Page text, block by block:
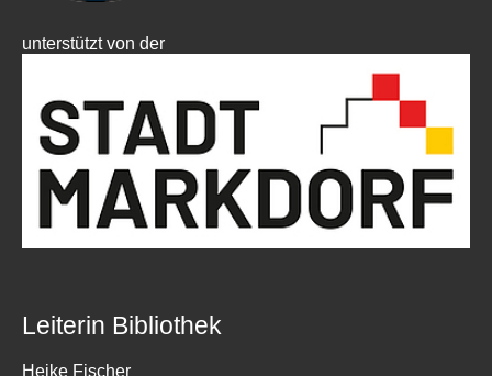
unterstützt von der
Leiterin Bibliothek
Heike Fischer